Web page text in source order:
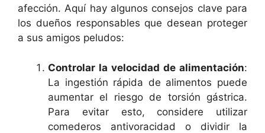
afección. Aquí hay algunos consejos clave para
los dueños responsables que desean proteger
a sus amigos peludos:
Controlar la velocidad de alimentación:
La ingestión rápida de alimentos puede
aumentar el riesgo de torsión gástrica.
Para evitar esto, considere utilizar
comederos antivoracidad o dividir la